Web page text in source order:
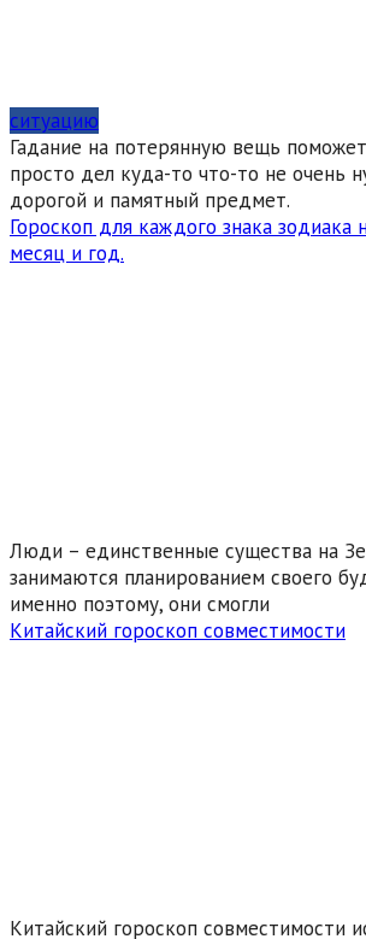
ситуацию
Гадание на потерянную вещь
просто дел куда-то что-то не очень
дорогой и памятный предмет.
Гороскоп для каждого знака зодиака
месяц и год.
Люди – единственные существа на
занимаются планированием своего
именно поэтому, они смогли
Китайский гороскоп совместимости
Китайский гороскоп совместимости